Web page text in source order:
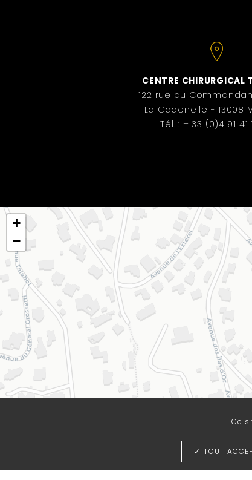
CENTRE CHIRURGICAL
122 rue du
La Cadenelle - 13008
Tél. : + 33 (0)4 91 41
+
−
Ce
TOUT